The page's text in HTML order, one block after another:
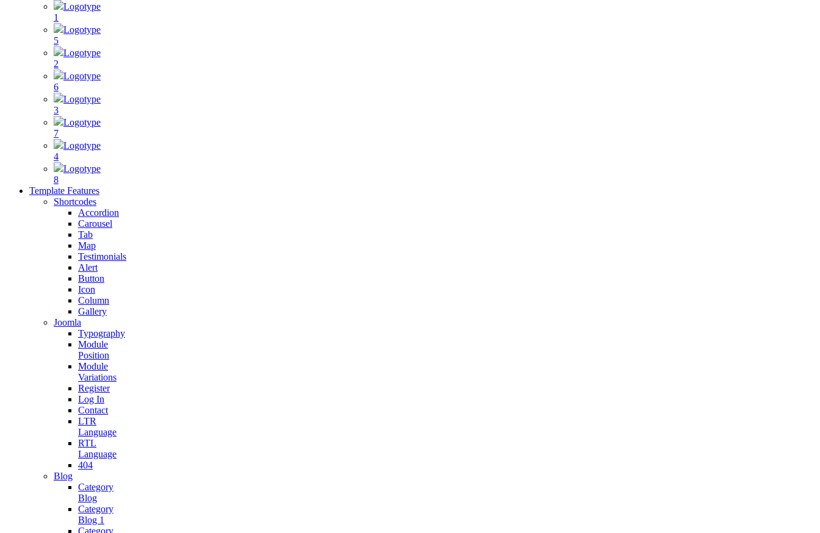
Logotype
1
Logotype
5
Logotype
2
Logotype
6
Logotype
3
Logotype
7
Logotype
4
Logotype
8
Template Features
Shortcodes
Accordion
Carousel
Tab
Map
Testimonials
Alert
Button
Icon
Column
Gallery
Joomla
Typography
Module
Position
Module
Variations
Register
Log In
Contact
LTR
Language
RTL
Language
404
Blog
Category
Blog
Category
Blog 1
Category